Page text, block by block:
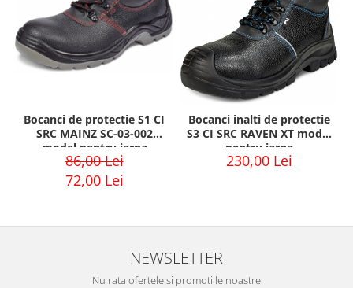
Bocanci de protectie S1 CI
SRC MAINZ SC-03-002
model pentru iarna
86,00 Lei
72,00 Lei
Bocanci inalti de protectie
S3 CI SRC RAVEN XT model
pentru iarna
230,00 Lei
NEWSLETTER
Nu rata ofertele si promotiile noastre